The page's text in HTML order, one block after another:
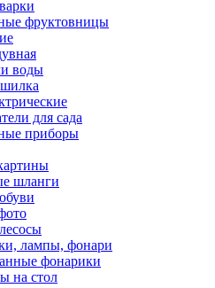
фруктовницы
воды
для сада
приборы
шланги
лампы, фонари
фонарики
на стол